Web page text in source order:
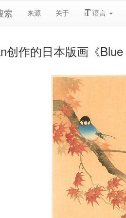
索 来源 关于 语言
创作的日本版画《